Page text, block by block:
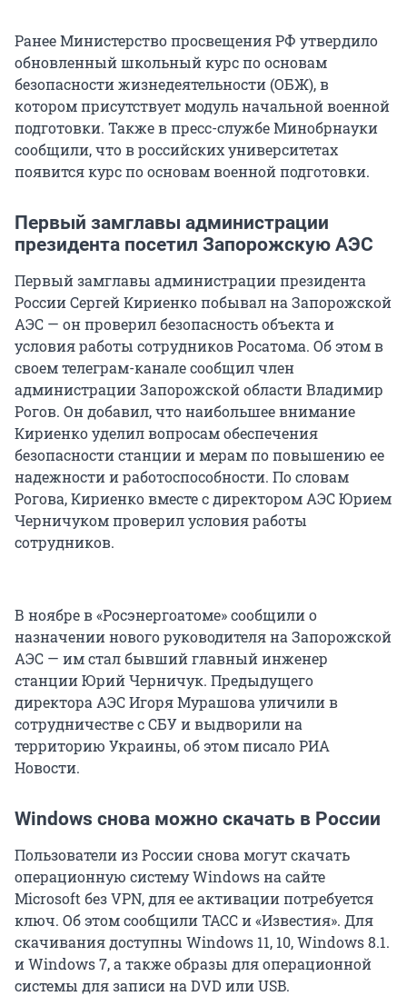
Ранее Министерство просвещения РФ утвердило
обновленный школьный курс по основам
безопасности жизнедеятельности (ОБЖ), в
котором присутствует модуль начальной военной
подготовки. Также в пресс-службе Минобрнауки
сообщили, что в российских университетах
появится курс по основам военной подготовки.
Первый замглавы администрации
президента посетил Запорожскую АЭС
Первый замглавы администрации президента
России Сергей Кириенко побывал на Запорожской
АЭС — он проверил безопасность объекта и
условия работы сотрудников Росатома. Об этом в
своем телеграм-канале сообщил член
администрации Запорожской области Владимир
Рогов. Он добавил, что наибольшее внимание
Кириенко уделил вопросам обеспечения
безопасности станции и мерам по повышению ее
надежности и работоспособности. По словам
Рогова, Кириенко вместе с директором АЭС Юрием
Черничуком проверил условия работы
сотрудников.
В ноябре в «Росэнергоатоме» сообщили о
назначении нового руководителя на Запорожской
АЭС — им стал бывший главный инженер
станции Юрий Черничук. Предыдущего
директора АЭС Игоря Мурашова уличили в
сотрудничестве с СБУ и выдворили на
территорию Украины, об этом писало РИА
Новости.
Windows снова можно скачать в России
Пользователи из России снова могут скачать
операционную систему Windows на сайте
Microsoft без VPN, для ее активации потребуется
ключ. Об этом сообщили ТАСС и «Известия». Для
скачивания доступны Windows 11, 10, Windows 8.1.
и Windows 7, а также образы для операционной
системы для записи на DVD или USB.